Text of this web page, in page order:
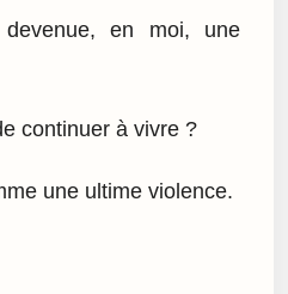
en moi, une
continuer à vivre ?
une ultime violence.